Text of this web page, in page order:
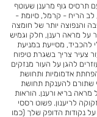
תרסיס גוף מרענן שעוטף
לב הריח - קרמל, סיומת -
והנפוצה יותר של חומצה
על מראה רענן, חלק וגמיש
להכביד, מסייעת במניעת
צעיר צריך בשגרת טיפוח
להגן על העור מנזקים
אדמומיות ותחושת
שתורם להענקת תחושת
מראה בריא ורענן. הוראות
לריענון. פשוט רססי
על נקודות הדופק שלך (כמו